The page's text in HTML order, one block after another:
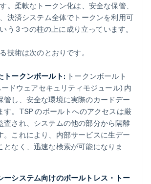
。柔軟なトークン化は、安全な保管、
決済システム全体でトークンを利用可
う 3 つの柱の上に成り立っています。
技術は次のとおりです。
トークンボールト: トークンボールト
ドウェアセキュリティモジュール) 内
管し、安全な環境に実際のカードデー
す。TSP のボールトへのアクセスは厳
査され、システムの他の部分から隔離
。これにより、内部サービスに生デー
となく、迅速な検索が可能になりま
ーシステム向けのボールトレス・トー